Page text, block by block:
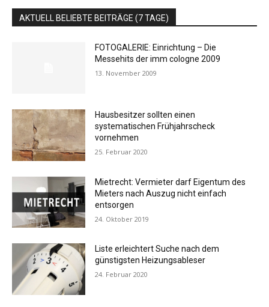
AKTUELL BELIEBTE BEITRÄGE (7 TAGE)
FOTOGALERIE: Einrichtung – Die
Messehits der imm cologne 2009
13. November 2009
Hausbesitzer sollten einen
systematischen Frühjahrscheck
vornehmen
25. Februar 2020
Mietrecht: Vermieter darf Eigentum des
Mieters nach Auszug nicht einfach
entsorgen
24. Oktober 2019
Liste erleichtert Suche nach dem
günstigsten Heizungsableser
24. Februar 2020